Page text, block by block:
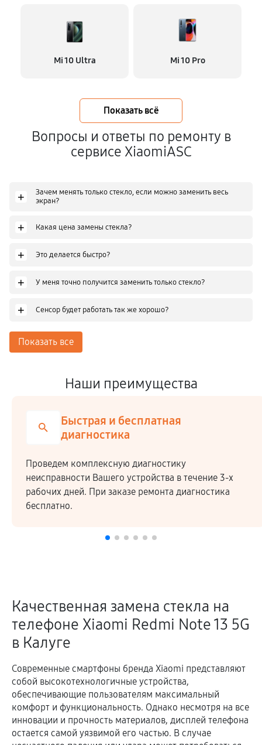
Mi 10 Ultra Mi 10 Pro
Показать всё
Вопросы и ответы по ремонту в
сервисе XiaomiASC
+
Зачем менять только стекло, если можно заменить весь
экран?
+ Какая цена замены стекла?
+ Это делается быстро?
+ У меня точно получится заменить только стекло?
+ Сенсор будет работать так же хорошо?
Показать все
Наши преимущества
Честная стоимость
Мы сотрудничаем напрямую c производителями,
закупая комплектующие по оптовым ценам.
Высокое качество ремонтных работ и запчастей
подтверждается гарантией.
Качественная замена стекла на
телефоне Xiaomi Redmi Note 13 5G
в Калуге
Современные смартфоны бренда Xiaomi представляют
собой высокотехнологичные устройства,
обеспечивающие пользователям максимальный
комфорт и функциональность. Однако несмотря на все
инновации и прочность материалов, дисплей телефона
остается самой уязвимой его частью. В случае